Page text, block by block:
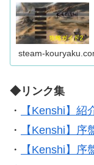
steam-
◆リンク集
・
【Kenshi】紹
・
【Kenshi】
・
【Kenshi】